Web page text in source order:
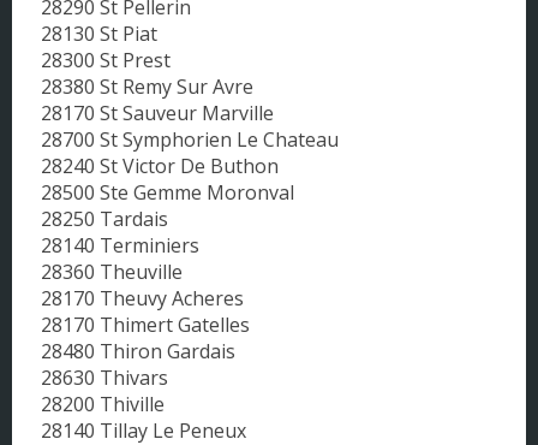
28290 St Pellerin
28130 St Piat
28300 St Prest
28380 St Remy Sur Avre
28170 St Sauveur Marville
28700 St Symphorien Le Chateau
28240 St Victor De Buthon
28500 Ste Gemme Moronval
28250 Tardais
28140 Terminiers
28360 Theuville
28170 Theuvy Acheres
28170 Thimert Gatelles
28480 Thiron Gardais
28630 Thivars
28200 Thiville
28140 Tillay Le Peneux